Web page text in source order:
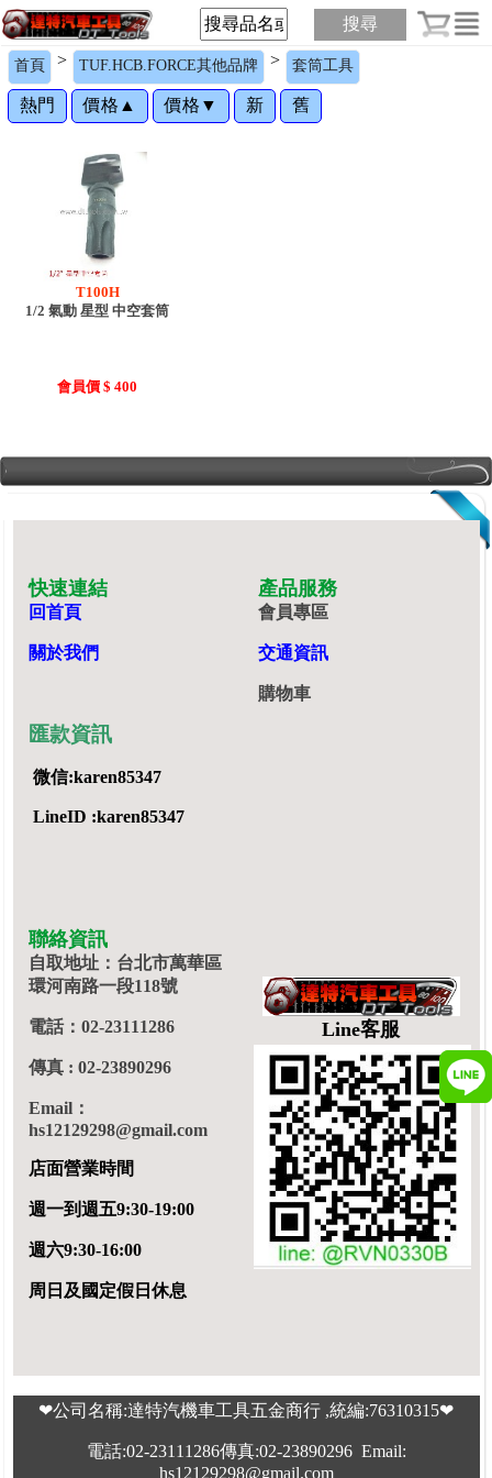
搜尋
首頁 > TUF.HCB.FORCE其他品牌 > 套筒工具
熱門 價格▲ 價格▼ 新 舊
T100H
1/2 氣動 星型 中空套筒
會員價 $ 400
快速連結
回首頁
關於我們
匯款資訊
微信:karen85347
LineID :karen85347
產品服務
會員專區
交通資訊
購物車
聯絡資訊
自取地址：台北市萬華區
環河南路一段118號
電話：02-23111286
傳真 : 02-23890296
Email：
hs12129298@gmail.com
店面營業時間
週一到週五9:30-19:00
週六9:30-16:00
周日及國定假日休息
Line客服
❤公司名稱:達特汽機車工具五金商行 ,統編:76310315❤
電話:02-23111286傳真:02-23890296 Email:
hs12129298@gmail.com